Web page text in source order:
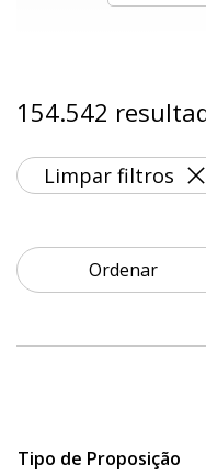
154.542
Limpar filtros
Ordenar
Tipo de Proposição